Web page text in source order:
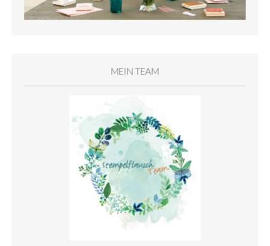
MEIN TEAM